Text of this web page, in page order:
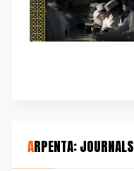
ARPENTA: JOURNALS